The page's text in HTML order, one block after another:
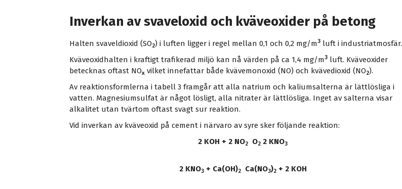
Inverkan av svaveloxid och kväveoxider på betong
Halten svaveldioxid (SO2) i luften ligger i regel mellan 0,1 och 0,2 mg/m3 luft i industriatmosfär.
Kväveoxidhalten i kraftigt trafikerad miljö kan nå värden på ca 1,4 mg/m3 luft. Kväveoxider
betecknas oftast NOx vilket innefattar både kvävemonoxid (NO) och kvävedioxid (NO2).
Av reaktionsformlerna i tabell 3 framgår att alla natrium och kaliumsalterna är lättlösliga i
vatten. Magnesiumsulfat är något lösligt, alla nitrater är lättlösliga. Inget av salterna visar
alkalitet utan tvärtom oftast svagt sur reaktion.
Vid inverkan av kväveoxid på cement i närvaro av syre sker följande reaktion:
2 KOH + 2 NO2 O2 2 KNO3
2 KNO3+ Ca(OH)2Ca(NO3)2+ 2 KOH